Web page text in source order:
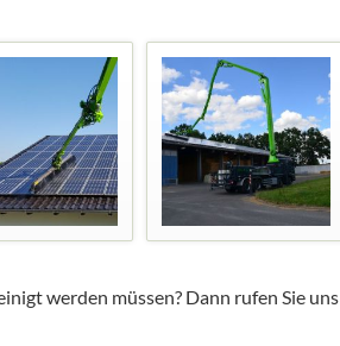
werden müssen? Dann rufen Sie uns